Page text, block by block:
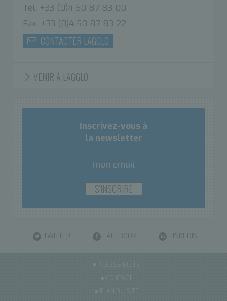
Tél. +33 (0)4 50 87 83 00
Fax. +33 (0)4 50 87 83 22
CONTACTER L'AGGLO
VENIR À L'AGGLO
Inscrivez-vous à
la newsletter
TWITTER FACEBOOK LINKEDIN
ACCESSIBILITÉ
CONTACT
PLAN DU SITE